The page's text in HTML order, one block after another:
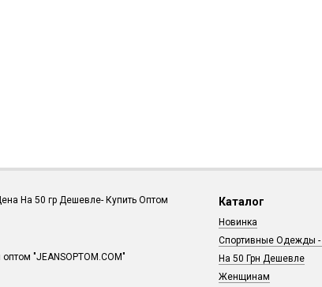
"JEANSOPTOM.COM"
Каталог
Новинка
Спортивные Одежды -
На 50 Грн Дешевле
Женщинам